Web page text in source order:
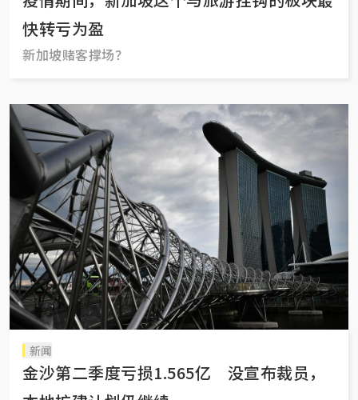
快转亏为盈
新加坡赌客撑场？
新闻
金沙第二季度亏损1.565亿 没宣布裁员，